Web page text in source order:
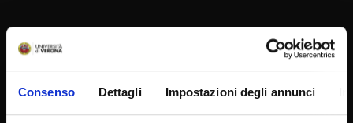
Consenso Dettagli Impostazioni degli annunci
SPORTELLO ATENEO